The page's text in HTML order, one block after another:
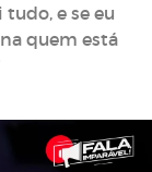
e se eu
quem está